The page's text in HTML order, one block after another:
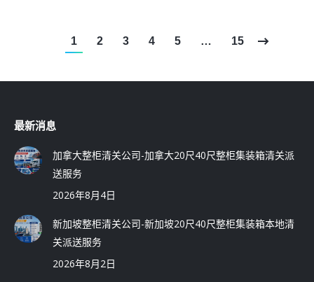
1 2 3 4 5 … 15
最新消息
加拿大整柜清关公司-加拿大20尺40尺整柜集装箱清关派
送服务
2026年8月4日
新加坡整柜清关公司-新加坡20尺40尺整柜集装箱本地清
关派送服务
2026年8月2日